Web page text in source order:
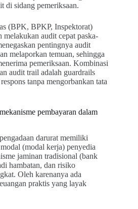
di sidang pemeriksaan.
(BPK, BPKP, Inspektorat)
melakukan audit cepat paska-
pentingnya audit
melaporkan temuan, sehingga
pemeriksaan. Kombinasi
audit trail adalah guardrails
tanpa mengorbankan tata
pembayaran dalam
darurat memiliki
(modal kerja) penyedia
jaminan tradisional (bank
hambatan, dan risiko
Oleh karenanya ada
praktis yang layak